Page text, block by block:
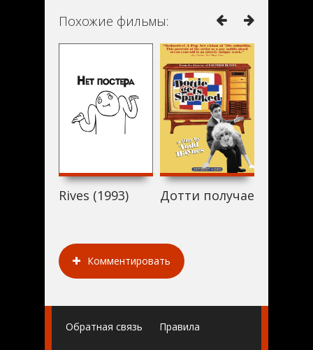
Похожие фильмы:
Rives (1993) Дотти получает по
Комментировать
Обратная связь Правила